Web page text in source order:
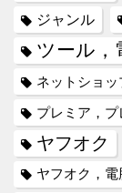
ジャンル
ツール，
ネットショッ
プレミア，プ
ヤフオク
ヤフオク，